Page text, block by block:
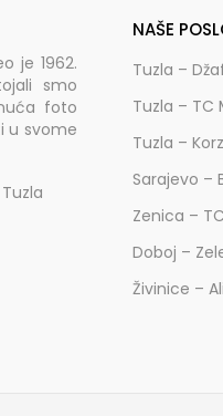
je 1962.
smo
foto
u svome
NAŠE
Tuzla –
Tuzla – TC
Tuzla –
Sarajevo –
Zenica –
Doboj –
Živinice –